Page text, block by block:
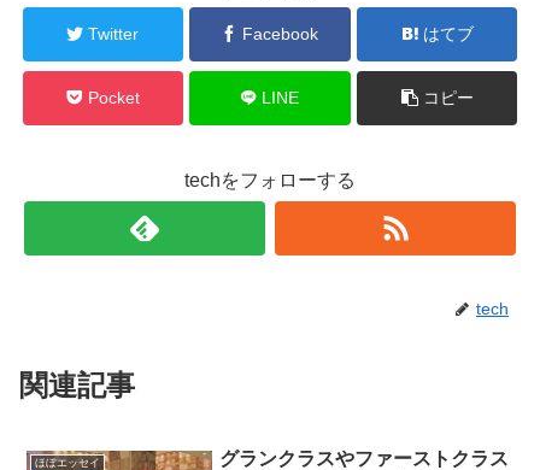
Twitter Facebook はてブ
Pocket LINE コピー
techをフォローする
tech
関連記事
ほぼエッセイ
グランクラスやファーストクラス